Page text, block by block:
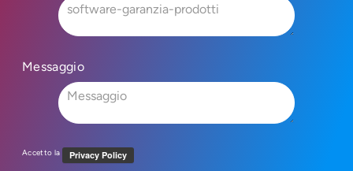
Messaggio
Accetto la